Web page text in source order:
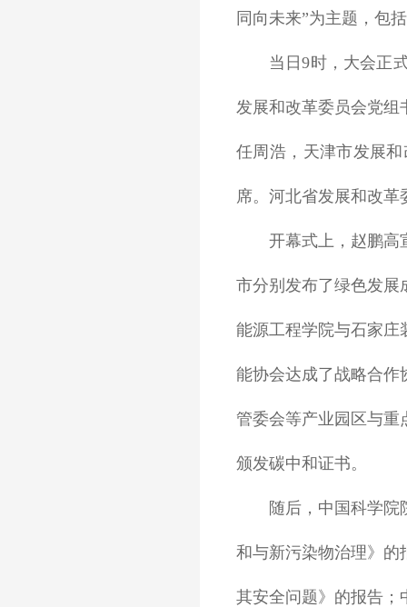
同向未来”为主题，包
当日9时，大会正
发展和改革委员会党组
任周浩，天津市发展
席。河北省发展和改
开幕式上，赵鹏高
市分别发布了绿色发展
能源工程学院与石家庄
能协会达成了战略合作
管委会等产业园区与重
颁发碳中和证书。
随后，中国科学
和与新污染物治理》的
其安全问题》的报告；